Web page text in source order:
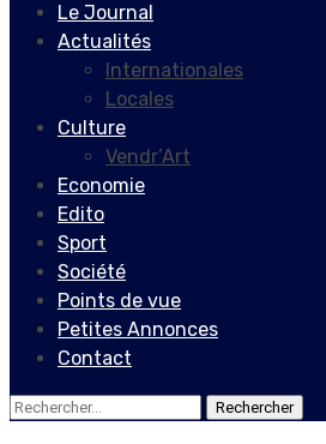
Le Journal
Actualités
Internationales
Locales
Culture
Vendr’Art
Economie
Edito
Sport
Société
Points de vue
Petites Annonces
Contact
Rechercher :